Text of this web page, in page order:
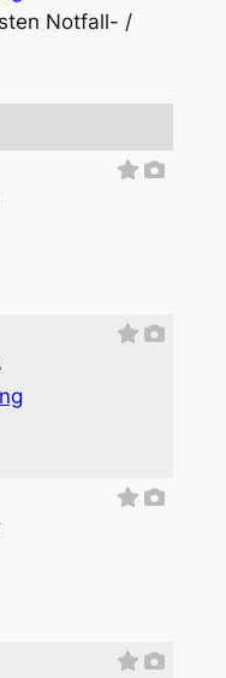
Notfall- /